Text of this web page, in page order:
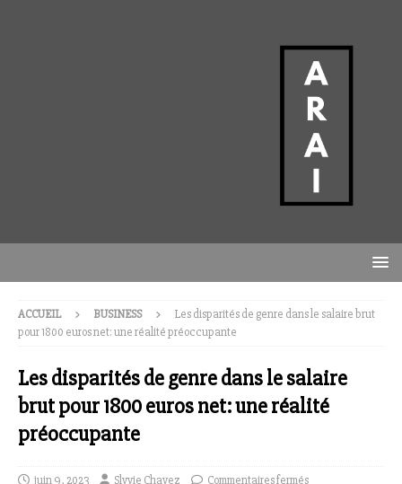
ACCUEIL BUSINESS
Les disparités de genre dans le salaire brut
pour 1800 euros net: une réalité préoccupante
Les disparités de genre dans le salaire
brut pour 1800 euros net: une réalité
préoccupante
juin 9, 2023 Slyvie Chavez Commentaires fermés